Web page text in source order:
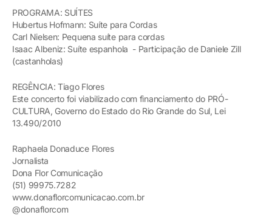
PROGRAMA: SUÍTES
Hubertus Hofmann: Suíte para Cordas
Carl Nielsen: Pequena suíte para cordas
Isaac Albeniz: Suíte espanhola - Participação de Daniele Zill
(castanholas)
REGÊNCIA: Tiago Flores
Este concerto foi viabilizado com financiamento do PRÓ-
CULTURA, Governo do Estado do Rio Grande do Sul, Lei
13.490/2010
Raphaela Donaduce Flores
Jornalista
Dona Flor Comunicação
(51) 99975.7282
www.donaflorcomunicacao.com.br
@donaflorcom